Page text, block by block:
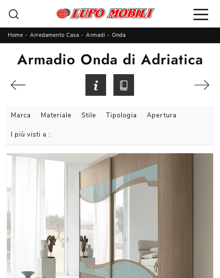
Home - Arredamento Casa - Armadi - Onda
Armadio Onda di Adriatica
Marca Materiale Stile Tipologia Apertura
I più visti a :